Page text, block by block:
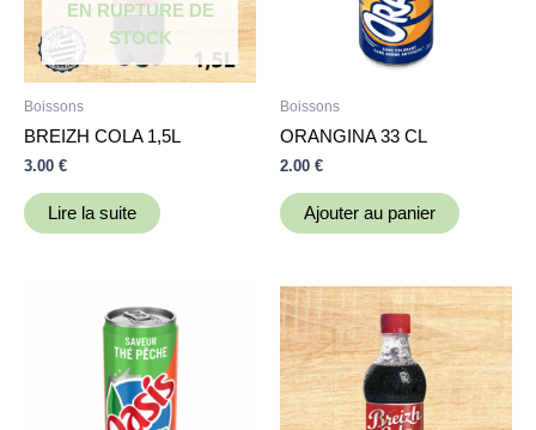
EN RUPTURE DE
STOCK
Boissons
BREIZH COLA 1,5L
3.00 €
Lire la suite
Boissons
ORANGINA 33 CL
2.00 €
Ajouter au panier